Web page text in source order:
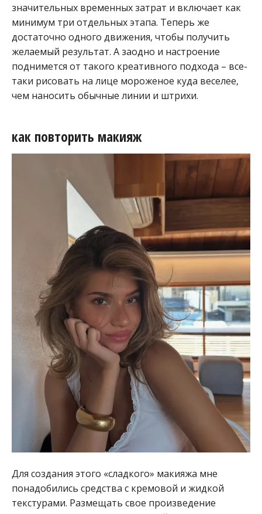
значительных временных затрат и включает как
минимум три отдельных этапа. Теперь же
достаточно одного движения, чтобы получить
желаемый результат. А заодно и настроение
поднимется от такого креативного подхода – все-
таки рисовать на лице мороженое куда веселее,
чем наносить обычные линии и штрихи.
как повторить макияж
Для создания этого «сладкого» макияжа мне
понадобились средства с кремовой и жидкой
текстурами. Размещать свое произведение